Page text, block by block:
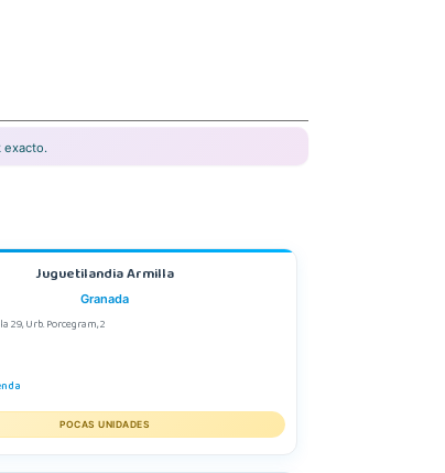
exacto.
Juguetilandia Armilla
Granada
Urb. Porcegram, 2
POCAS UNIDADES